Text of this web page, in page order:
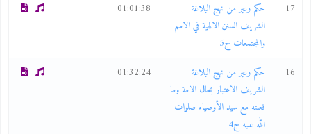
17
حكم وعبر من نهج البلاغة
الشريف السنن الالهية في الامم
والمجتمعات ج5
01:01:38
16
حكم وعبر من نهج البلاغة
الشريف الاعتبار بحال الامة وما
فعلته مع سيد الأوصياء صلوات
الله عليه ج4
01:32:24